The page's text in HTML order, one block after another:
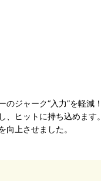
ジャーク“入力”を軽減！
ヒットに持ち込めます。
上させました。